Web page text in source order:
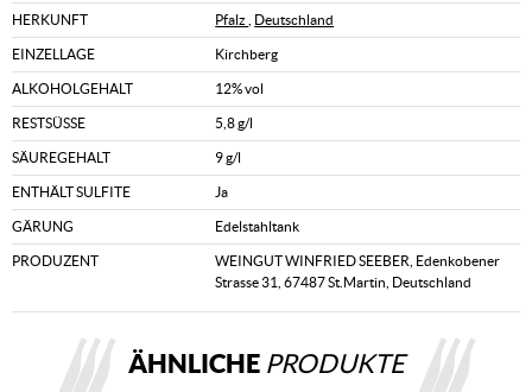
HERKUNFT Pfalz Deutschland
EINZELLAGE Kirchberg
ALKOHOLGEHALT 12% vol
RESTSÜSSE 5,8 g/l
SÄUREGEHALT 9 g/l
ENTHÄLT SULFITE Ja
GÄRUNG Edelstahltank
PRODUZENT
WEINGUT WINFRIED SEEBER, Edenkobener
Strasse 31, 67487 St.Martin, Deutschland
ÄHNLICHE PRODUKTE